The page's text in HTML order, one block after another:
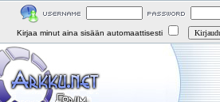
Kirjaa minut aina sisään automaattisesti